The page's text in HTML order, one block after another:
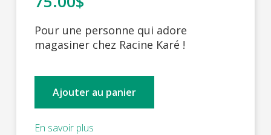
Pour une personne qui adore
magasiner chez Racine Karé !
Ajouter au panier
En savoir plus